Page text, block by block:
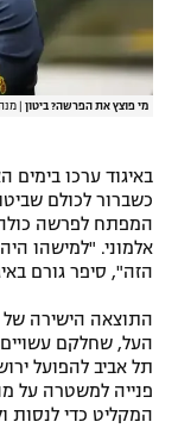
מי פוצץ את הפרשה? ביטון
באיגוד ערכו בימים
כשברור לכולם
המפתח לפרשה
אלמוני. "למישהו
הזה", סיפר גורם
התוצאה הישירה של
העל, שחלקם
פנייה למשטרה על
המקליט כדי